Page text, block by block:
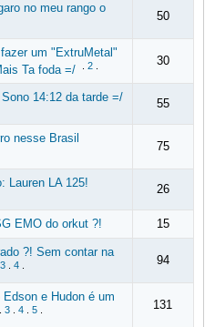
no meu rango o
50
um "ExtruMetal"
Ta foda =/
2. 30
14:12 da tarde =/ 55
nesse Brasil
75
Lauren LA 125!
26
EMO do orkut ?! 15
?! Sem contar na
3. 4. 94
e Hudon é um
3. 4. 5. 131